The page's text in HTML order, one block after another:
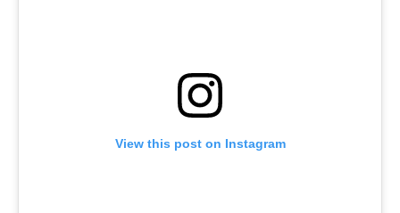
View this post on Instagram